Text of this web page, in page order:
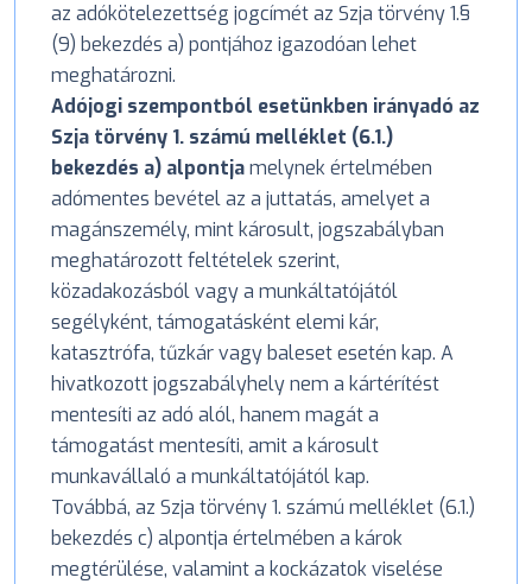
az adókötelezettség jogcímét az Szja törvény 1.§
(9) bekezdés a) pontjához igazodóan lehet
meghatározni.
Adójogi szempontból esetünkben irányadó az
Szja törvény 1. számú melléklet (6.1.)
bekezdés a) alpontjamelynek értelmében
adómentes bevétel az a juttatás, amelyet a
magánszemély, mint károsult, jogszabályban
meghatározott feltételek szerint,
közadakozásból vagy a munkáltatójától
segélyként, támogatásként elemi kár,
katasztrófa, tűzkár vagy baleset esetén kap. A
hivatkozott jogszabályhely nem a kártérítést
mentesíti az adó alól, hanem magát a
támogatást mentesíti, amit a károsult
munkavállaló a munkáltatójától kap.
Továbbá, az Szja törvény 1. számú melléklet (6.1.)
bekezdés c) alpontja értelmében a károk
megtérülése, valamint a kockázatok viselése